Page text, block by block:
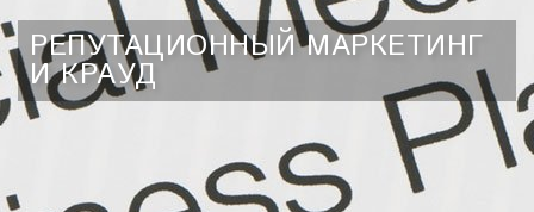
РЕПУТАЦИОННЫЙ МАРКЕТИНГ
И КРАУД